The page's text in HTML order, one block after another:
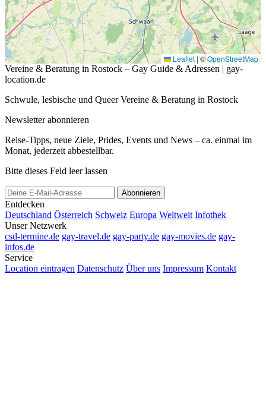
Leaflet | ©OpenStreetMap
Vereine & Beratung in Rostock – Gay Guide & Adressen | gay-
location.de
Schwule, lesbische und Queer Vereine & Beratung in Rostock
Newsletter abonnieren
Reise-Tipps, neue Ziele, Prides, Events und News – ca. einmal im
Monat, jederzeit abbestellbar.
Bitte dieses Feld leer lassen
Abonnieren
Entdecken
Deutschland Österreich Schweiz Europa Weltweit Infothek
Unser Netzwerk
csd-termine.de gay-travel.de gay-party.de gay-movies.de gay-
infos.de
Service
Location eintragen Datenschutz Über uns Impressum Kontakt